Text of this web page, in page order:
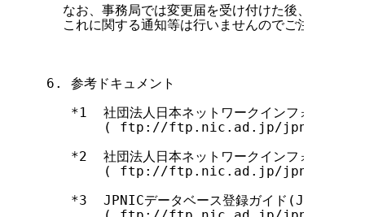
なお、事務局では変更届を受け付けた後、直ちに
これに関する通知等は行いませんのでご注意下さい
6. 参考ドキュメント
*1  社団法人日本ネットワークインフォメーシ
( ftp://ftp.nic.ad.jp/jpnic/
*2  社団法人日本ネットワークインフォメーシ
( ftp://ftp.nic.ad.jp/jpnic/
*3  JPNICデータベース登録ガイド(JPNIC会員